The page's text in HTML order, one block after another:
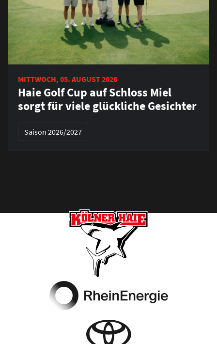
MITTWOCH, 05. AUGUST 2026
Haie Golf Cup auf Schloss Miel
sorgt für viele glückliche Gesichter
Saison 2026/2027